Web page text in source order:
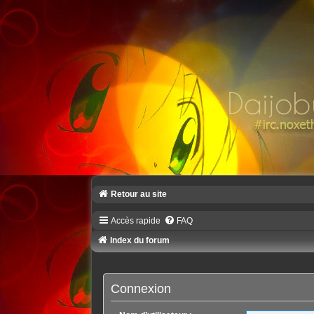
Retour au site
Accès rapide
FAQ
Index du forum
Connexion